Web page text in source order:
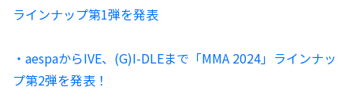
ラインナップ第1弾を発表
・aespaからIVE、(G)I-DLEまで「MMA 2024」ラインナッ
プ第2弾を発表！